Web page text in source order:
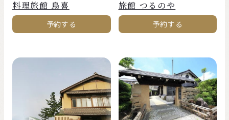
料理旅館 鳥喜
予約する
旅館 つるのや
予約する